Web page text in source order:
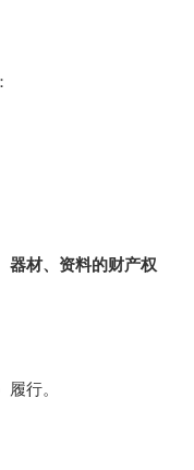
材、资料的财产权
行。